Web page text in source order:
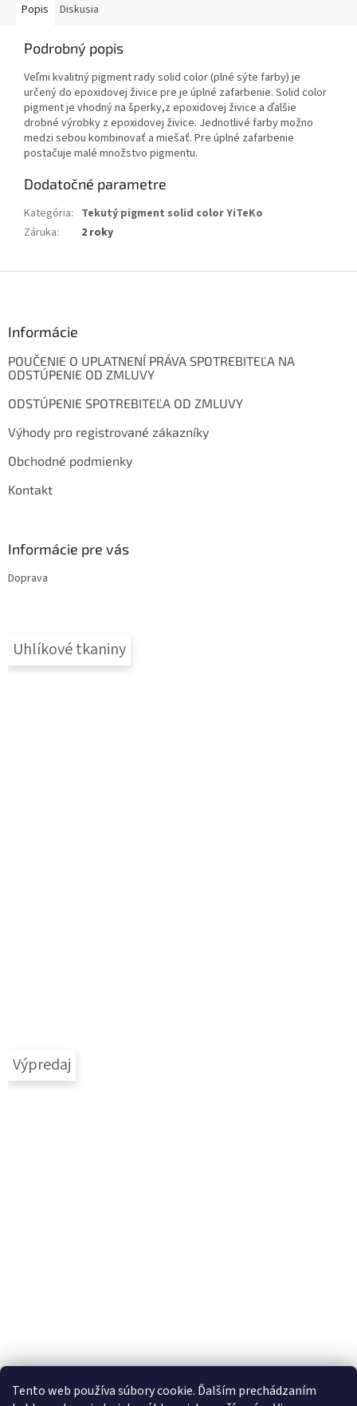
Tento web používa súbory cookie. Ďalším prechádzaním
Popis Diskusia
Podrobný popis
Veľmi kvalitný pigment rady solid color (plné sýte farby) je
určený do epoxidovej živice pre je úplné zafarbenie. Solid color
pigment je vhodný na šperky,z epoxidovej živice a ďalšie
drobné výrobky z epoxidovej živice. Jednotlivé farby možno
medzi sebou kombinovať a miešať. Pre úplné zafarbenie
postačuje malé množstvo pigmentu.
Dodatočné parametre
Kategória: Tekutý pigment solid color YiTeKo
Záruka: 2 roky
Informácie
POUČENIE O UPLATNENÍ PRÁVA SPOTREBITEĽA NA
ODSTÚPENIE OD ZMLUVY
ODSTÚPENIE SPOTREBITEĽA OD ZMLUVY
Výhody pro registrované zákazníky
Obchodné podmienky
Kontakt
Informácie pre vás
Doprava
Uhlíkové tkaniny
Výpredaj